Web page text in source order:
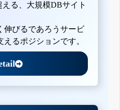
える、大規模DBサイト
伸びるであろうサービ
るポジションです。